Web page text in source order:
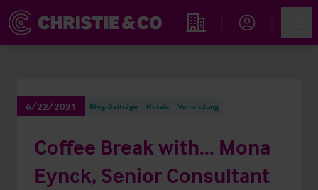
Immobiliensuche
6/22/2021 Blog-Beiträge Hotels Vermittlung
Coffee Break with... Mona
Eynck, Senior Consultant